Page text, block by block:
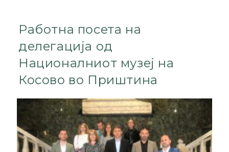
Работна посета на
делегација од
Националниот музеј на
Косово во Приштина